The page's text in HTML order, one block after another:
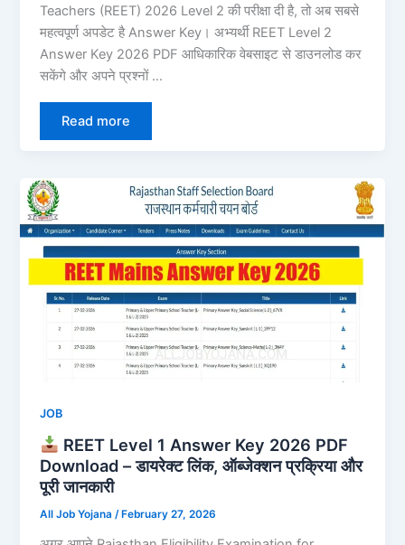
Teachers (REET) 2026 Level 2 की परीक्षा दी है, तो अब सबसे
महत्वपूर्ण अपडेट है Answer Key। अभ्यर्थी REET Level 2
Answer Key 2026 PDF आधिकारिक वेबसाइट से डाउनलोड कर
सकेंगे और अपने प्रश्नों …
Read more
JOB
REET Level 1 Answer Key 2026 PDF
Download – डायरेक्ट लिंक, ऑब्जेक्शन प्रक्रिया और
पूरी जानकारी
All Job Yojana /February 27, 2026